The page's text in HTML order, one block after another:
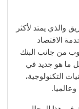
والذي يمتد لأكثر
الاقتصاد
من جانب البنك
ما هو جديد في
التكنولوجية،